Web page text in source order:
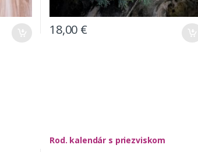
18,00 €
Rod. kalendár s priezviskom